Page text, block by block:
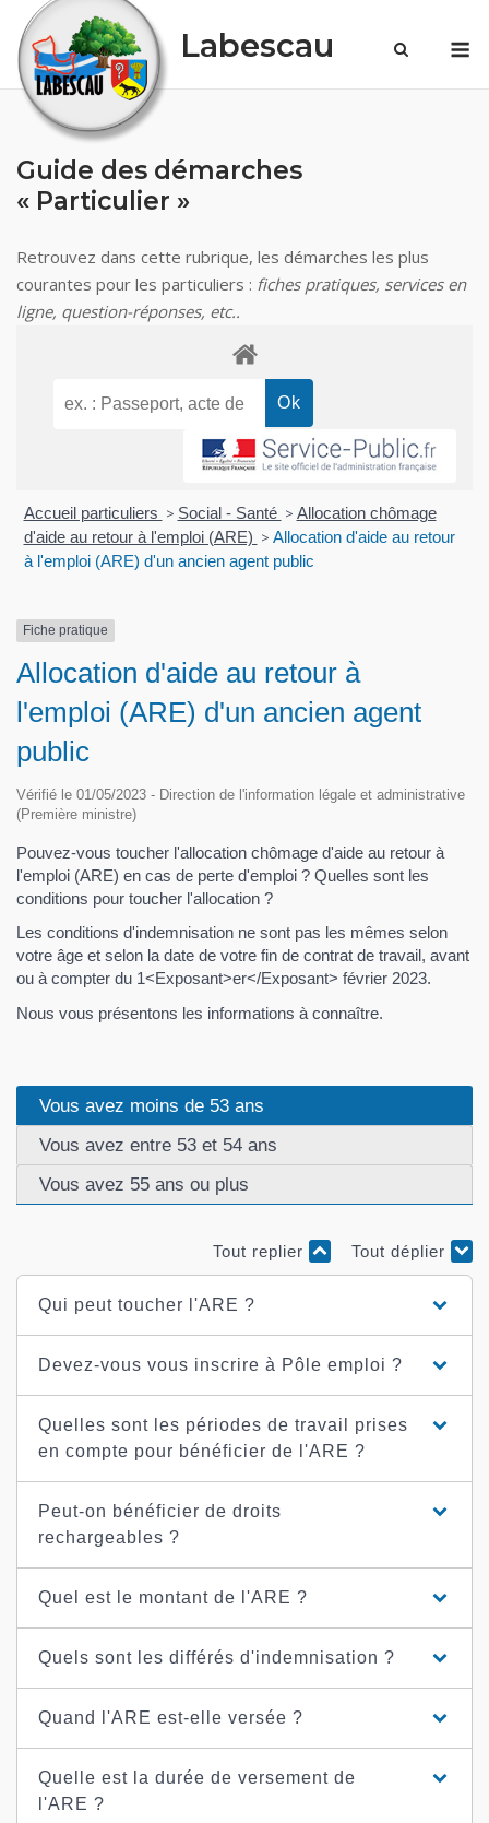
content
Labescau
Guide des démarches
« Particulier »
Retrouvez dans cette rubrique, les démarches les plus
courantes pour les particuliers : fiches pratiques, services en
ligne, question-réponses, etc..
Accueil particuliers > Social - Santé > Allocation chômage
d'aide au retour à l'emploi (ARE) > Allocation d'aide au retour
à l'emploi (ARE) d'un ancien agent public
Fiche pratique
Allocation d'aide au retour à
l'emploi (ARE) d'un ancien agent
public
Vérifié le 01/05/2023 - Direction de l'information légale et administrative
(Première ministre)
Pouvez-vous toucher l'allocation chômage d'aide au retour à
l'emploi (ARE) en cas de perte d'emploi ? Quelles sont les
conditions pour toucher l'allocation ?
Les conditions d'indemnisation ne sont pas les mêmes selon
votre âge et selon la date de votre fin de contrat de travail, avant
ou à compter du 1<Exposant>er</Exposant> février 2023.
Nous vous présentons les informations à connaître.
Vous avez moins de 53 ans
Vous avez entre 53 et 54 ans
Vous avez 55 ans ou plus
Tout replier Tout déplier
Qui peut toucher l'ARE ?
Devez-vous vous inscrire à Pôle emploi ?
Quelles sont les périodes de travail prises
en compte pour bénéficier de l'ARE ?
Peut-on bénéficier de droits
rechargeables ?
Quel est le montant de l'ARE ?
Quels sont les différés d'indemnisation ?
Quand l'ARE est-elle versée ?
Quelle est la durée de versement de
l'ARE ?